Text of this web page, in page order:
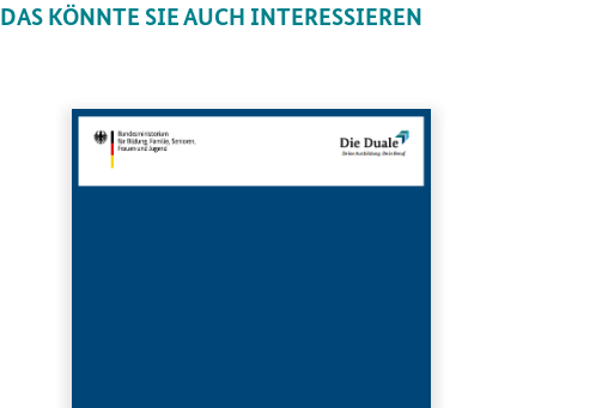
DAS KÖNNTE SIE AUCH INTERESSIEREN